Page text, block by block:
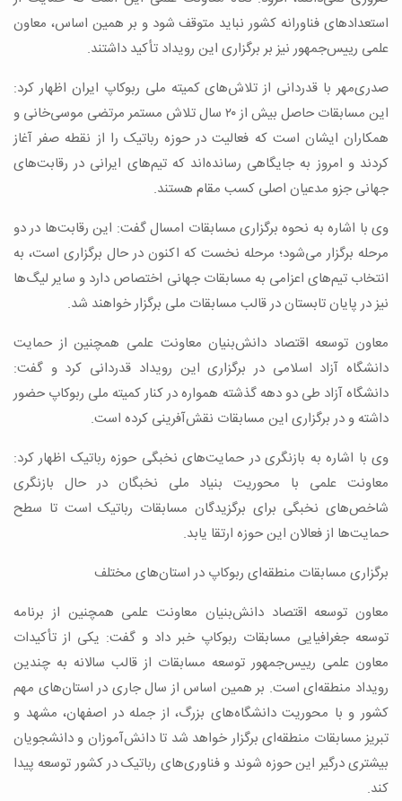
استعدادهای فناورانه کشور نباید متوقف شود و بر همین اساس، معاون
علمی رییس‌جمهور نیز بر برگزاری این رویداد تأکید داشتند.
صدری‌مهر با قدردانی از تلاش‌های کمیته ملی ربوکاپ ایران اظهار کرد:
این مسابقات حاصل بیش از ۲۰ سال تلاش مستمر مرتضی موسی‌خانی و
همکاران ایشان است که فعالیت در حوزه رباتیک را از نقطه صفر آغاز
کردند و امروز به جایگاهی رسانده‌اند که تیم‌های ایرانی در رقابت‌های
جهانی جزو مدعیان اصلی کسب مقام هستند.
وی با اشاره به نحوه برگزاری مسابقات امسال گفت: این رقابت‌ها در دو
مرحله برگزار می‌شود؛ مرحله نخست که اکنون در حال برگزاری است، به
انتخاب تیم‌های اعزامی به مسابقات جهانی اختصاص دارد و سایر لیگ‌ها
نیز در پایان تابستان در قالب مسابقات ملی برگزار خواهند شد.
معاون توسعه اقتصاد دانش‌بنیان معاونت علمی همچنین از حمایت
دانشگاه آزاد اسلامی در برگزاری این رویداد قدردانی کرد و گفت:
دانشگاه آزاد طی دو دهه گذشته همواره در کنار کمیته ملی ربوکاپ حضور
داشته و در برگزاری این مسابقات نقش‌آفرینی کرده است.
وی با اشاره به بازنگری در حمایت‌های نخبگی حوزه رباتیک اظهار کرد:
معاونت علمی با محوریت بنیاد ملی نخبگان در حال بازنگری
شاخص‌های نخبگی برای برگزیدگان مسابقات رباتیک است تا سطح
حمایت‌ها از فعالان این حوزه ارتقا یابد.
برگزاری مسابقات منطقه‌ای ربوکاپ در استان‌های مختلف
معاون توسعه اقتصاد دانش‌بنیان معاونت علمی همچنین از برنامه
توسعه جغرافیایی مسابقات ربوکاپ خبر داد و گفت: یکی از تأکیدات
معاون علمی رییس‌جمهور توسعه مسابقات از قالب سالانه به چندین
رویداد منطقه‌ای است. بر همین اساس از سال جاری در استان‌های مهم
کشور و با محوریت دانشگاه‌های بزرگ، از جمله در اصفهان، مشهد و
تبریز مسابقات منطقه‌ای برگزار خواهد شد تا دانش‌آموزان و دانشجویان
بیشتری درگیر این حوزه شوند و فناوری‌های رباتیک در کشور توسعه پیدا
کند.